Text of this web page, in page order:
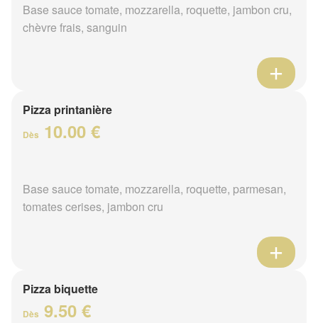
Base sauce tomate, mozzarella, roquette, jambon cru,
chèvre frais, sanguin
Pizza printanière
Dès 10.00 €
Base sauce tomate, mozzarella, roquette, parmesan,
tomates cerises, jambon cru
Pizza biquette
Dès 9.50 €